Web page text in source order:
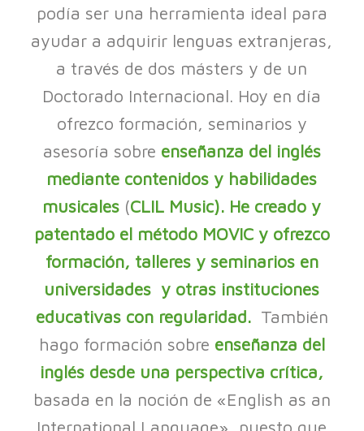
podía ser una herramienta ideal para
ayudar a adquirir lenguas extranjeras,
a través de dos másters y de un
Doctorado Internacional. Hoy en día
ofrezco formación, seminarios y
asesoría sobre enseñanza del inglés
mediante contenidos y habilidades
musicales (CLIL Music). He creado y
patentado el método MOVIC y ofrezco
formación, talleres y seminarios en
universidades y otras instituciones
educativas con regularidad. También
hago formación sobre enseñanza del
inglés desde una perspectiva crítica,
basada en la noción de «English as an
International Language», puesto que